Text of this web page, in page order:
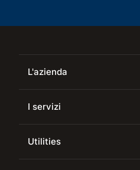
L'azienda
I servizi
Utilities